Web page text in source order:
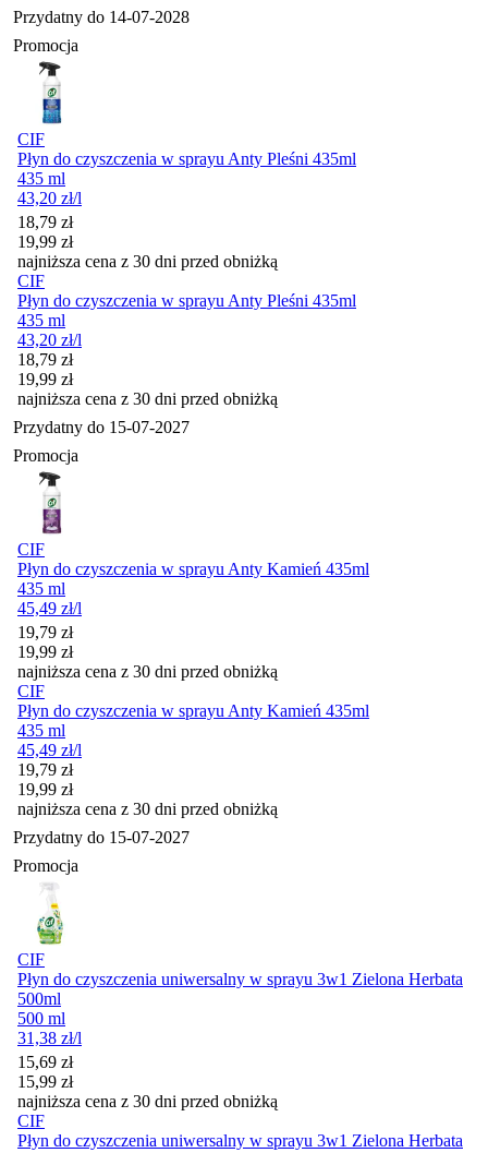
Przydatny do 14-07-2028
Promocja
CIF
Płyn do czyszczenia w sprayu Anty Pleśni 435ml
435 ml
43,20 zł/l
Cena promocyjna
18,79 zł
19,99 zł
najniższa cena z 30 dni przed obniżką
CIF
Płyn do czyszczenia w sprayu Anty Pleśni 435ml
435 ml
43,20 zł/l
Cena promocyjna
18,79 zł
19,99 zł
najniższa cena z 30 dni przed obniżką
Przydatny do 15-07-2027
Promocja
CIF
Płyn do czyszczenia w sprayu Anty Kamień 435ml
435 ml
45,49 zł/l
Cena promocyjna
19,79 zł
19,99 zł
najniższa cena z 30 dni przed obniżką
CIF
Płyn do czyszczenia w sprayu Anty Kamień 435ml
435 ml
45,49 zł/l
Cena promocyjna
19,79 zł
19,99 zł
najniższa cena z 30 dni przed obniżką
Przydatny do 15-07-2027
Promocja
CIF
Płyn do czyszczenia uniwersalny w sprayu 3w1 Zielona Herbata
500ml
500 ml
31,38 zł/l
Cena promocyjna
15,69 zł
15,99 zł
najniższa cena z 30 dni przed obniżką
CIF
Płyn do czyszczenia uniwersalny w sprayu 3w1 Zielona Herbata